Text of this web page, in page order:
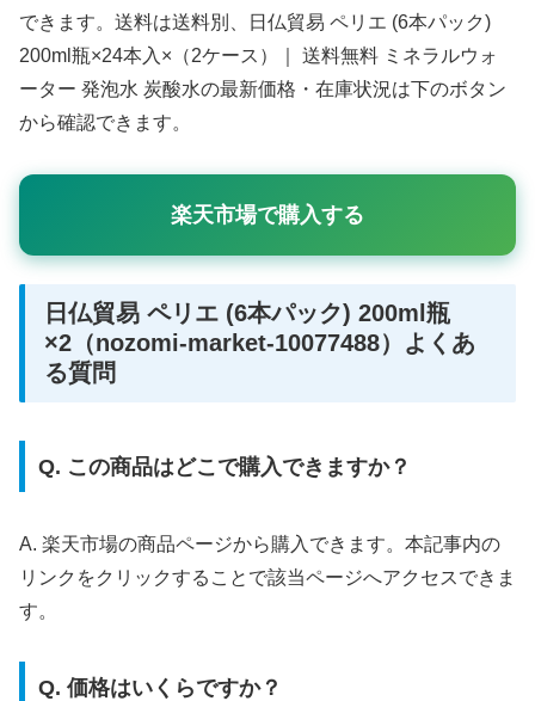
できます。送料は送料別、日仏貿易 ペリエ (6本パック)
200ml瓶×24本入×（2ケース）｜ 送料無料 ミネラルウォ
ーター 発泡水 炭酸水の最新価格・在庫状況は下のボタン
から確認できます。
楽天市場で購入する
日仏貿易 ペリエ (6本パック) 200ml瓶
×2（nozomi-market-10077488）よくあ
る質問
Q. この商品はどこで購入できますか？
A. 楽天市場の商品ページから購入できます。本記事内の
リンクをクリックすることで該当ページへアクセスできま
す。
Q. 価格はいくらですか？